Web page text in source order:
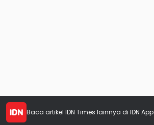
Baca artikel IDN Times lainnya di IDN App